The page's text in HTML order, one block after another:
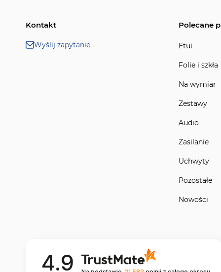
Kontakt
Wyślij zapytanie
Polecane
Etui
Folie i szkła
Na wymiar
Zestawy
Audio
Zasilanie
Uchwyty
Pozostałe
Nowości
4.9